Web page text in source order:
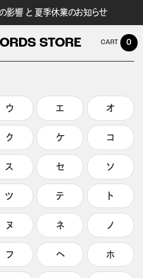
影響 と 夏季休業のお知らせ
STORE 0
ウ エ オ
ク ケ コ
ス セ ソ
ツ テ ト
ヌ ネ ノ
フ ヘ ホ